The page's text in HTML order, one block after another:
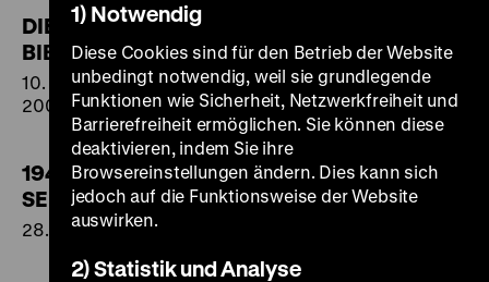
DIE VIRTUELLE
BIBLIOTHEK
10. November bis 09. Dezember
2005
1945 - DER KRIEG UND
SEINE FOLGEN
28. April bis 23. Oktober 2005
1) Notwendig
Diese Cookies sind für den Betrieb der Website
unbedingt notwendig, weil sie grundlegende
Funktionen wie Sicherheit, Netzwerkfreiheit und
Barrierefreiheit ermöglichen. Sie können diese
deaktivieren, indem Sie ihre
Browsereinstellungen ändern. Dies kann sich
jedoch auf die Funktionsweise der Website
auswirken.
2) Statistik und Analyse